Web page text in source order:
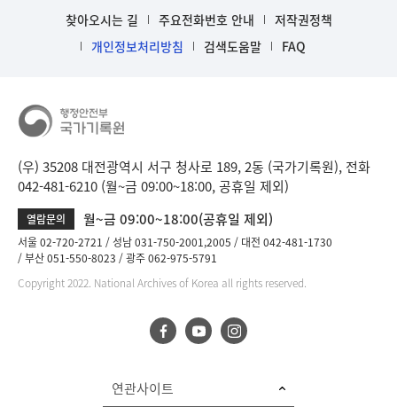
찾아오시는 길 주요전화번호 안내
저작권정책
개인정보처리방침
검색도움말 FAQ
(우) 35208 대전광역시 서구 청사로 189, 2동 (국가기록원), 전화
042-481-6210 (월~금 09:00~18:00, 공휴일 제외)
열람문의 월~금 09:00~18:00(공휴일 제외)
서울 02-720-2721 성남 031-750-2001,2005
대전 042-481-1730
부산 051-550-8023
광주 062-975-5791
Copyright 2022. National Archives of Korea all rights reserved.
연관사이트